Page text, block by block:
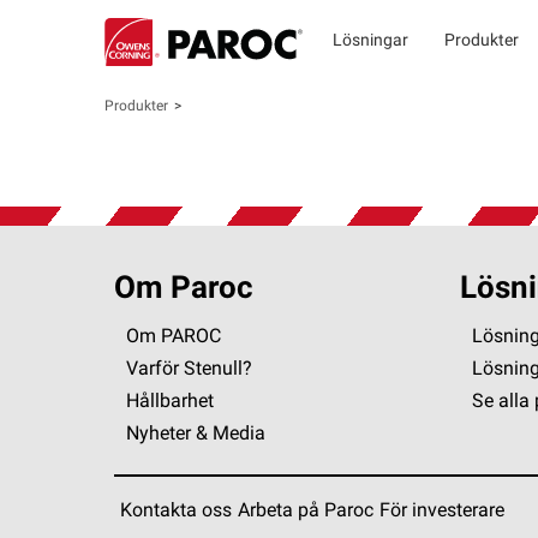
Lösningar Produkter
Produkter
Om Paroc
Om PAROC
Varför Stenull?
Hållbarhet
Nyheter & Media
Se alla
Kontakta oss Arbeta på Paroc För investerare